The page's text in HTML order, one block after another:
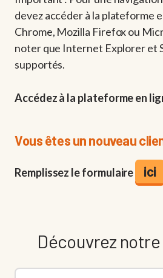
devez accéder à la plateforme
Chrome, Mozilla Firefox ou
noter que Internet Explorer et
supportés.
Accédez à la plateforme en
Vous êtes un nouveau
Remplissez le formulaire ici
Découvrez